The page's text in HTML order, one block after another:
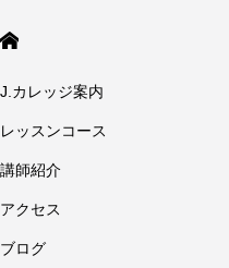
J.カレッジ案内
レッスンコース
講師紹介
アクセス
ブログ